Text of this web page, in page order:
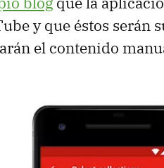
y que éstos serán
el contenido